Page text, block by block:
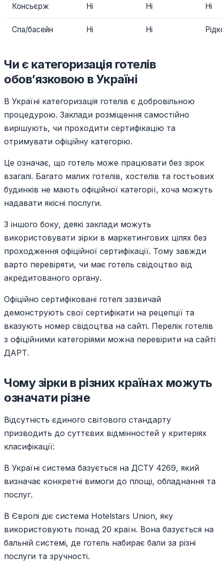
Консьєрж Ні Ні Ні
Спа/басейн Ні Ні
Чи є категоризація готелів
обов’язковою в Україні
В Україні категоризація готелів є добровільною
процедурою. Заклади розміщення самостійно
вирішують, чи проходити сертифікацію та
отримувати офіційну категорію.
Це означає, що готель може працювати без зірок
взагалі. Багато малих готелів, хостелів та гостьових
будинків не мають офіційної категорії, хоча можуть
надавати якісні послуги.
З іншого боку, деякі заклади можуть
використовувати зірки в маркетингових цілях без
проходження офіційної сертифікації. Тому завжди
варто перевіряти, чи має готель свідоцтво від
акредитованого органу.
Офіційно сертифіковані готелі зазвичай
демонструють свої сертифікати на рецепції та
вказують номер свідоцтва на сайті. Перелік готелів
з офіційними категоріями можна перевірити на сайті
ДАРТ.
Чому зірки в різних країнах можуть
означати різне
Відсутність єдиного світового стандарту
призводить до суттєвих відмінностей у критеріях
класифікації:
В Україні система базується на ДСТУ 4269, який
визначає конкретні вимоги до площі, обладнання та
послуг.
В Європі діє система Hotelstars Union, яку
використовують понад 20 країн. Вона базується на
бальній системі, де готель набирає бали за різні
послуги та зручності.